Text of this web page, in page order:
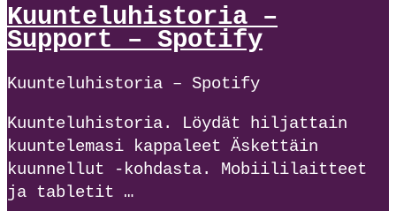
Kuunteluhistoria –
Support – Spotify
Kuunteluhistoria – Spotify
Kuunteluhistoria. Löydät hiljattain
kuuntelemasi kappaleet Äskettäin
kuunnellut ‑kohdasta. Mobiililaitteet
ja tabletit …